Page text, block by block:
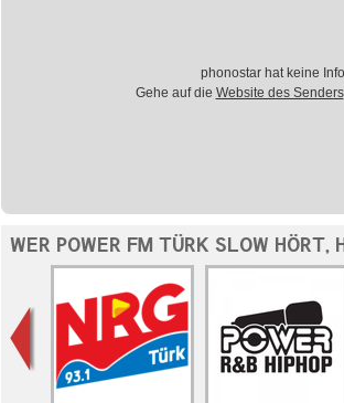
phonostar hat keine
Gehe auf die Website des Senders
WER POWER FM TÜRK SLOW HÖRT,